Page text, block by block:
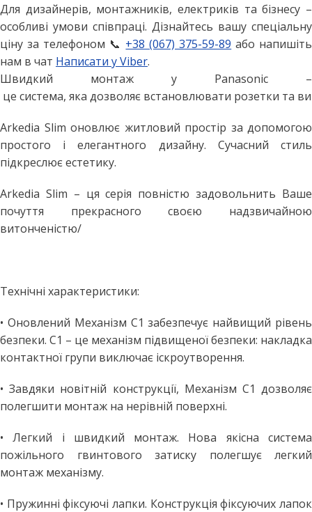
Для дизайнерів, монтажників, електриків та бізнесу –
особливі умови співпраці. Дізнайтесь вашу спеціальну
ціну за телефоном 📞 +38 (067) 375-59-89 або напишіть
нам в чат Написати у Viber.
Швидкий монтаж у Panasonic –
це система, яка дозволяє встановлювати розетки та
Arkedia Slim оновлює житловий простір за допомогою
простого і елегантного дизайну. Сучасний стиль
підкреслює естетику.
Arkedia Slim – ця серія повністю задовольнить Ваше
почуття прекрасного своєю надзвичайною
витонченістю/
Технічні характеристики:
• Оновлений Механізм С1 забезпечує найвищий рівень
безпеки. C1 – це механізм підвищеної безпеки: накладка
контактної групи виключає іскроутворення.
• Завдяки новітній конструкції, Механізм С1 дозволяє
полегшити монтаж на нерівній поверхні.
• Легкий і швидкий монтаж. Нова якісна система
пожільного гвинтового затиску полегшує легкий
монтаж механізму.
• Пружинні фіксуючі лапки. Конструкція фіксуючих лапок